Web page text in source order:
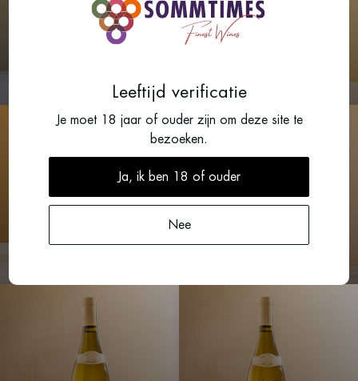
2023
Puligny-Montrachet 1er
Cru, Clos de la
La Croix Brully
Charmes
Cru, Les Folatières
Leeftijd verificatie
Je moet 18 jaar of ouder zijn om deze site te
bezoeken.
Ja, ik ben 18 of ouder
Nee